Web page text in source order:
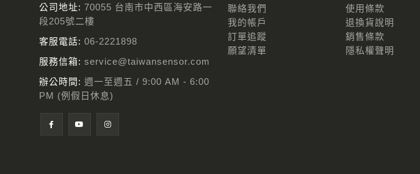
公司地址: 70055 台南市中西區海安路一
段205號二樓
客服電話: 06-2221898
服務信箱: service@taiwansensor.com
辦公時間: 週一至週五 / 9:00 AM - 6:00
PM (例假日休息)
聯絡我們
我的帳戶
訂單追蹤
願望清單
使用條款
退換貨說明
銷售條款
隱私權聲明